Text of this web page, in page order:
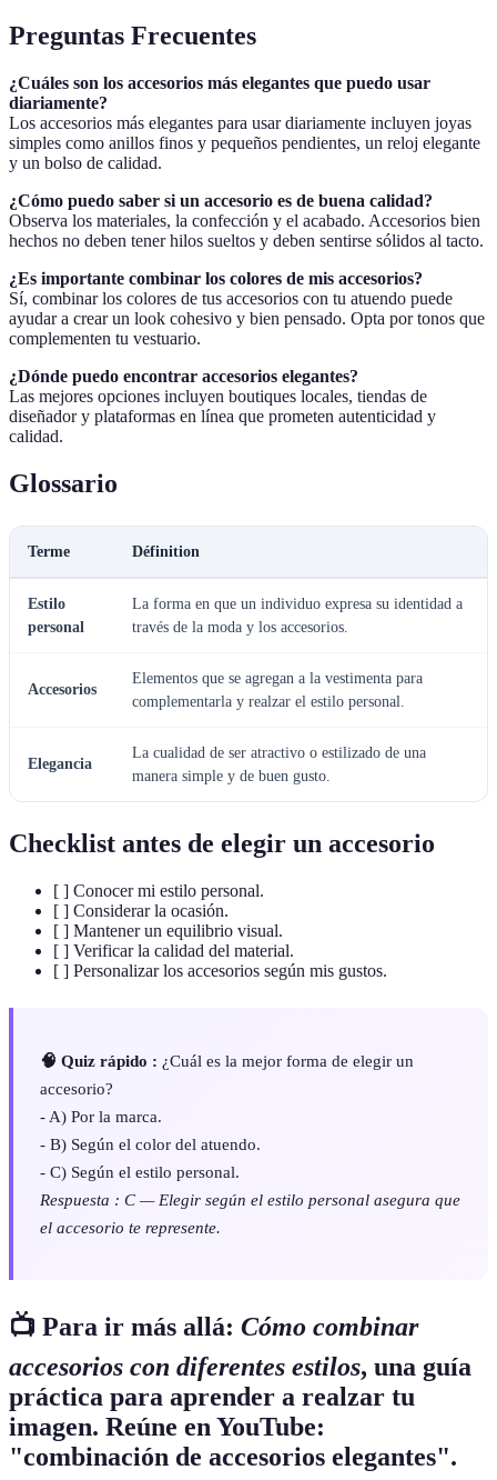
Preguntas Frecuentes
¿Cuáles son los accesorios más elegantes que puedo usar
diariamente?
Los accesorios más elegantes para usar diariamente incluyen joyas
simples como anillos finos y pequeños pendientes, un reloj elegante
y un bolso de calidad.
¿Cómo puedo saber si un accesorio es de buena calidad?
Observa los materiales, la confección y el acabado. Accesorios bien
hechos no deben tener hilos sueltos y deben sentirse sólidos al tacto.
¿Es importante combinar los colores de mis accesorios?
Sí, combinar los colores de tus accesorios con tu atuendo puede
ayudar a crear un look cohesivo y bien pensado. Opta por tonos que
complementen tu vestuario.
¿Dónde puedo encontrar accesorios elegantes?
Las mejores opciones incluyen boutiques locales, tiendas de
diseñador y plataformas en línea que prometen autenticidad y
calidad.
Glossario
Terme Définition
Estilo
personal
La forma en que un individuo expresa su identidad a
través de la moda y los accesorios.
Accesorios
Elementos que se agregan a la vestimenta para
complementarla y realzar el estilo personal.
Elegancia
La cualidad de ser atractivo o estilizado de una
manera simple y de buen gusto.
Checklist antes de elegir un accesorio
[ ] Conocer mi estilo personal.
[ ] Considerar la ocasión.
[ ] Mantener un equilibrio visual.
[ ] Verificar la calidad del material.
[ ] Personalizar los accesorios según mis gustos.
🧠 Quiz rápido : ¿Cuál es la mejor forma de elegir un
accesorio?
- A) Por la marca.
- B) Según el color del atuendo.
- C) Según el estilo personal.
Respuesta : C — Elegir según el estilo personal asegura que
el accesorio te represente.
📺 Para ir más allá: Cómo combinar
accesorios con diferentes estilos, una guía
práctica para aprender a realzar tu
imagen. Reúne en YouTube:
"combinación de accesorios elegantes".